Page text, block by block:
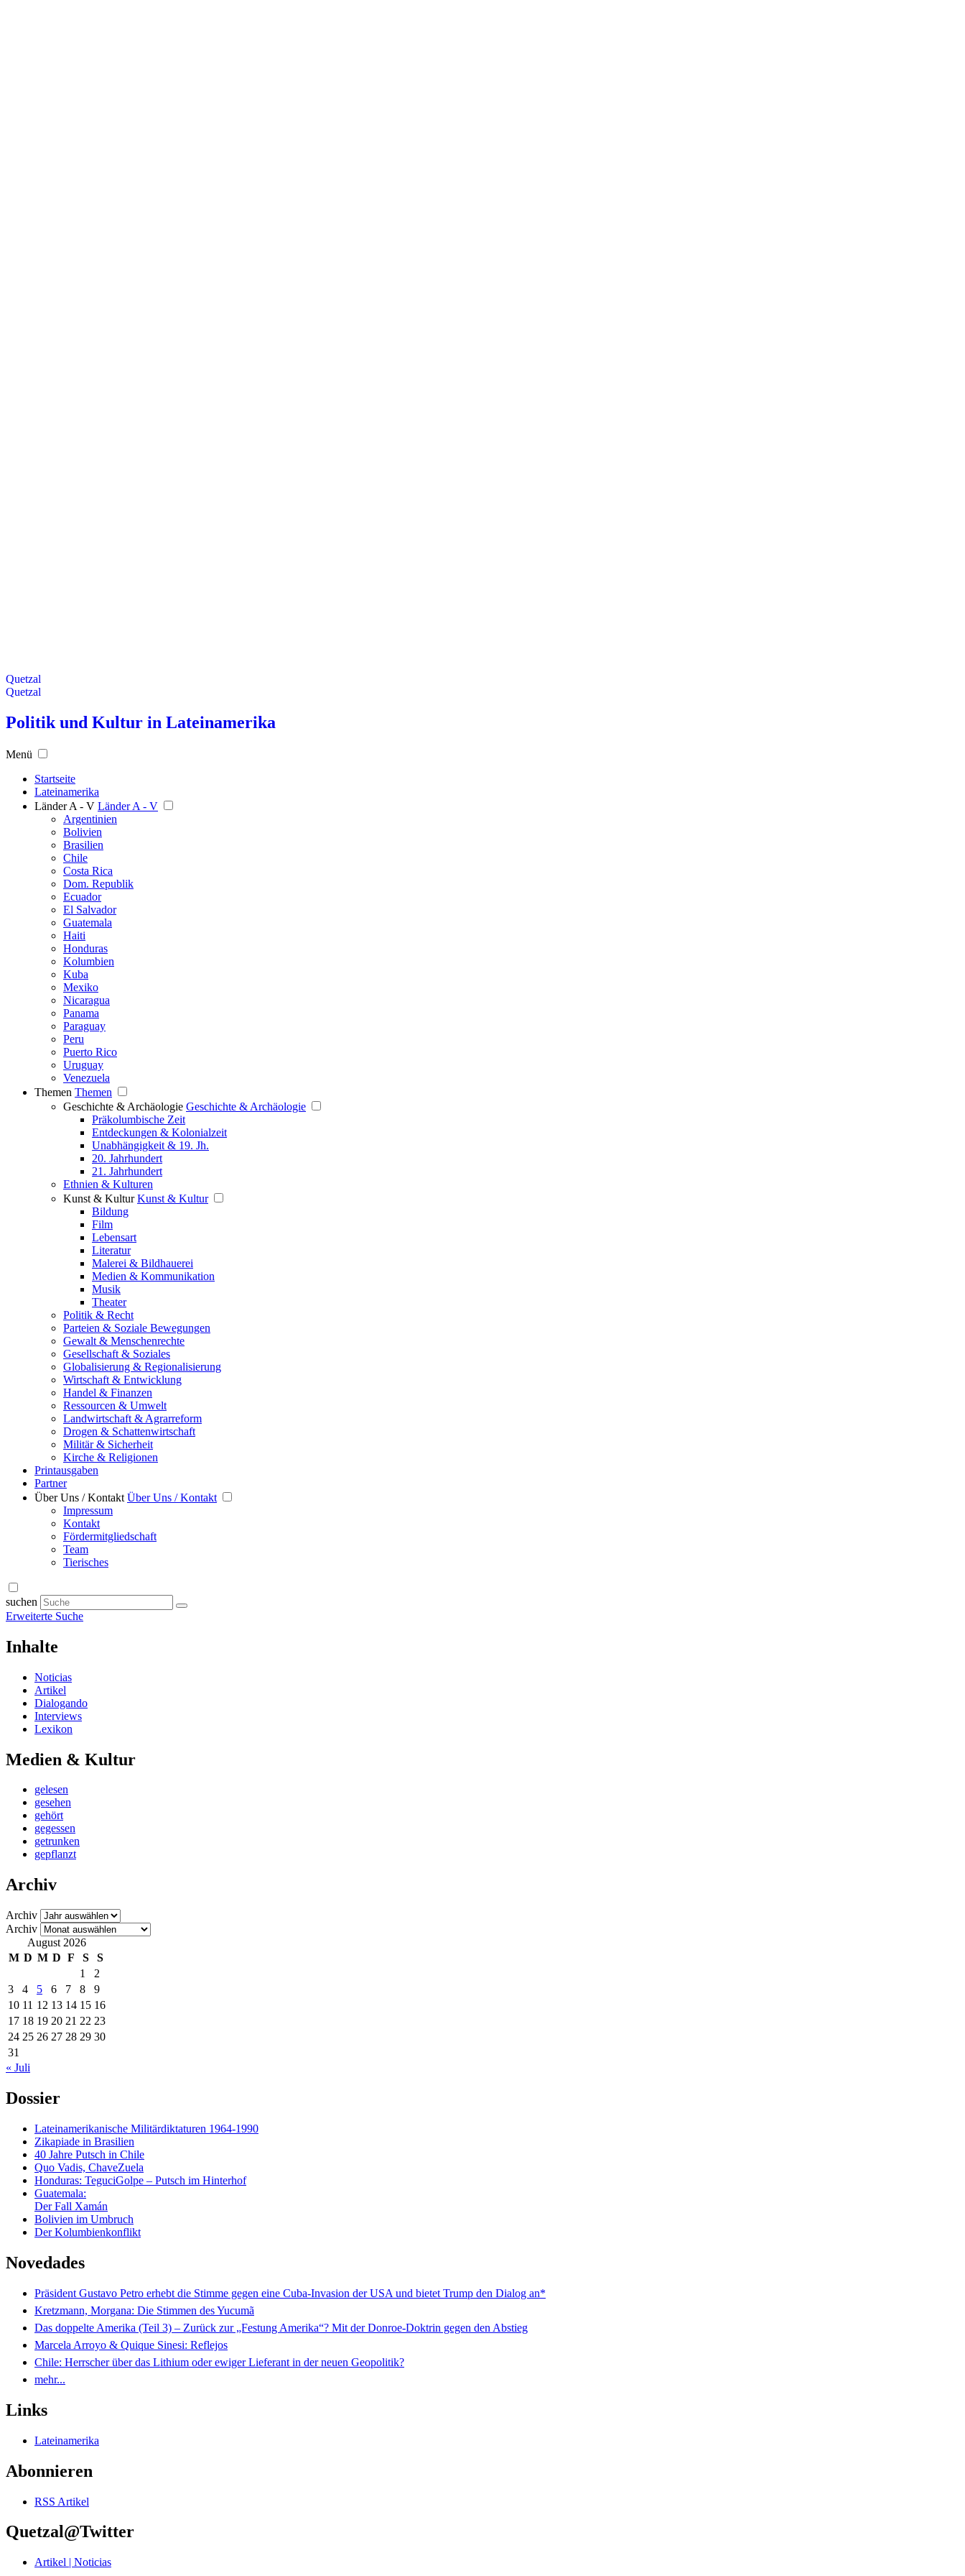
Quetzal
Quetzal
Politik und Kultur in Lateinamerika
Menü
Startseite
Lateinamerika
Länder A - V Länder A - V
Argentinien
Bolivien
Brasilien
Chile
Costa Rica
Dom. Republik
Ecuador
El Salvador
Guatemala
Haiti
Honduras
Kolumbien
Kuba
Mexiko
Nicaragua
Panama
Paraguay
Peru
Puerto Rico
Uruguay
Venezuela
Themen Themen
Geschichte & Archäologie Geschichte & Archäologie
Präkolumbische Zeit
Entdeckungen & Kolonialzeit
Unabhängigkeit & 19. Jh.
20. Jahrhundert
21. Jahrhundert
Ethnien & Kulturen
Kunst & Kultur Kunst & Kultur
Bildung
Film
Lebensart
Literatur
Malerei & Bildhauerei
Medien & Kommunikation
Musik
Theater
Politik & Recht
Parteien & Soziale Bewegungen
Gewalt & Menschenrechte
Gesellschaft & Soziales
Globalisierung & Regionalisierung
Wirtschaft & Entwicklung
Handel & Finanzen
Ressourcen & Umwelt
Landwirtschaft & Agrarreform
Drogen & Schattenwirtschaft
Militär & Sicherheit
Kirche & Religionen
Printausgaben
Partner
Über Uns / Kontakt Über Uns / Kontakt
Impressum
Kontakt
Fördermitgliedschaft
Team
Tierisches
suchen
Erweiterte Suche
Inhalte
Noticias
Artikel
Dialogando
Interviews
Lexikon
Medien & Kultur
gelesen
gesehen
gehört
gegessen
getrunken
gepflanzt
Archiv
Archiv
Archiv
August 2026
M D M D F S
S
1
2
3
4 5 6 7 8
9
10 11 12 13 14 15 16
17 18 19 20 21 22 23
24 25 26 27 28 29 30
31
« Juli
Dossier
Lateinamerikanische Militärdiktaturen 1964-1990
Zikapiade in Brasilien
40 Jahre Putsch in Chile
Quo Vadis, ChaveZuela
Honduras: TeguciGolpe – Putsch im Hinterhof
Guatemala:
Der Fall Xamán
Bolivien im Umbruch
Der Kolumbienkonflikt
Novedades
Präsident Gustavo Petro erhebt die Stimme gegen eine Cuba-Invasion der USA und bietet Trump den Dialog an*
Kretzmann, Morgana: Die Stimmen des Yucumã
Das doppelte Amerika (Teil 3) – Zurück zur „Festung Amerika“? Mit der Donroe-Doktrin gegen den Abstieg
Marcela Arroyo & Quique Sinesi: Reflejos
Chile: Herrscher über das Lithium oder ewiger Lieferant in der neuen Geopolitik?
mehr...
Links
Lateinamerika
Abonnieren
RSS Artikel
Quetzal@Twitter
Artikel | Noticias